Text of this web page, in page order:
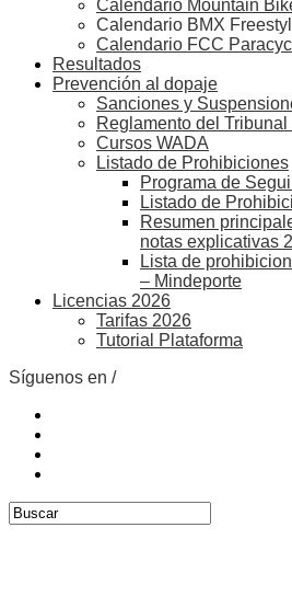
Calendario Mountain
Calendario BMX
Calendario FCC
Resultados
Prevención al dopaje
Sanciones y
Reglamento del
Cursos WADA
Listado de Prohibiciones
Programa de
Listado de
Resumen
notas explicativas
Lista de
– Mindeporte
Licencias 2026
Tarifas 2026
Tutorial Plataforma
Síguenos en /